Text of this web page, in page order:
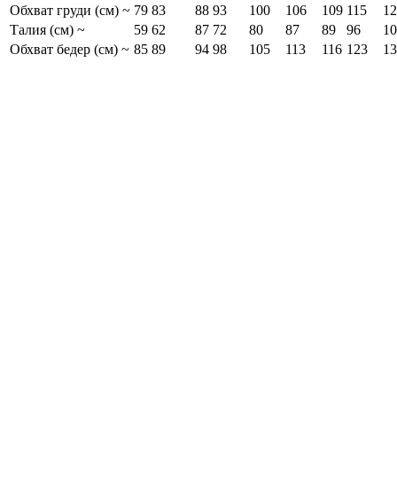
Обхват груди (см) ~ 79 83 88 93 100 106 109 115
Талия (см) ~
59 62 87 72 80 87 89 96
Обхват бедер (см) ~ 85 89 94 98 105 113 116 123